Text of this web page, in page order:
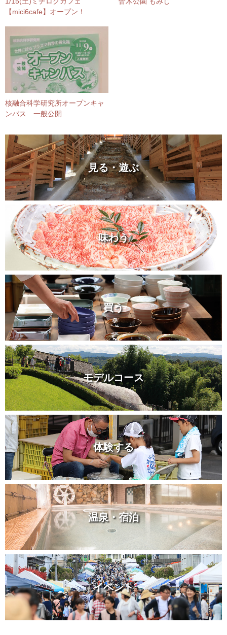
【mici6cafe】オープン！
核融合科学研究所オープンキャ
ンパス 一般公開
見る・遊ぶ
味わう
買う
モデルコース
体験する
温泉・宿泊
イベント